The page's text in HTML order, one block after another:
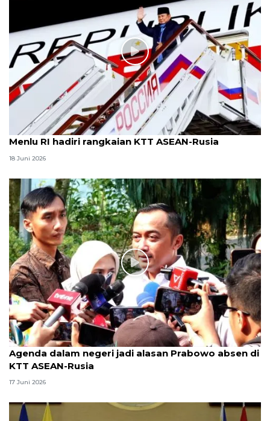
Menlu RI hadiri rangkaian KTT ASEAN-Rusia
18 Juni 2026
Agenda dalam negeri jadi alasan Prabowo absen di
KTT ASEAN-Rusia
17 Juni 2026